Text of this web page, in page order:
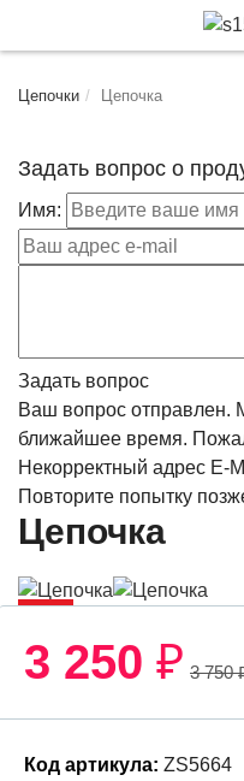
Цепочки Цепочка
Задать вопрос о
Имя:
Задать вопрос
Ваш вопрос
ближайшее время.
Некорректный адрес E-
Повторите попытку
Цепочка
-14%
3 250 ₽ 3 750
Код артикула: ZS5664